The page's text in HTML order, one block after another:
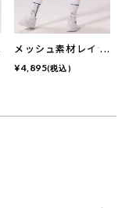
メッシュ素材レイヤ
ードスカート | イン
ナーパンツ付き｜吸
熱・ストレッチ
¥4,895(税込)